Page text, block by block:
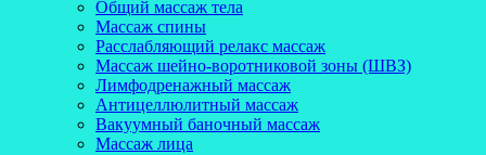
Общий массаж тела
Массаж спины
Расслабляющий релакс массаж
Массаж шейно-воротниковой зоны (ШВЗ)
Лимфодренажный массаж
Антицеллюлитный массаж
Вакуумный баночный массаж
Массаж лица